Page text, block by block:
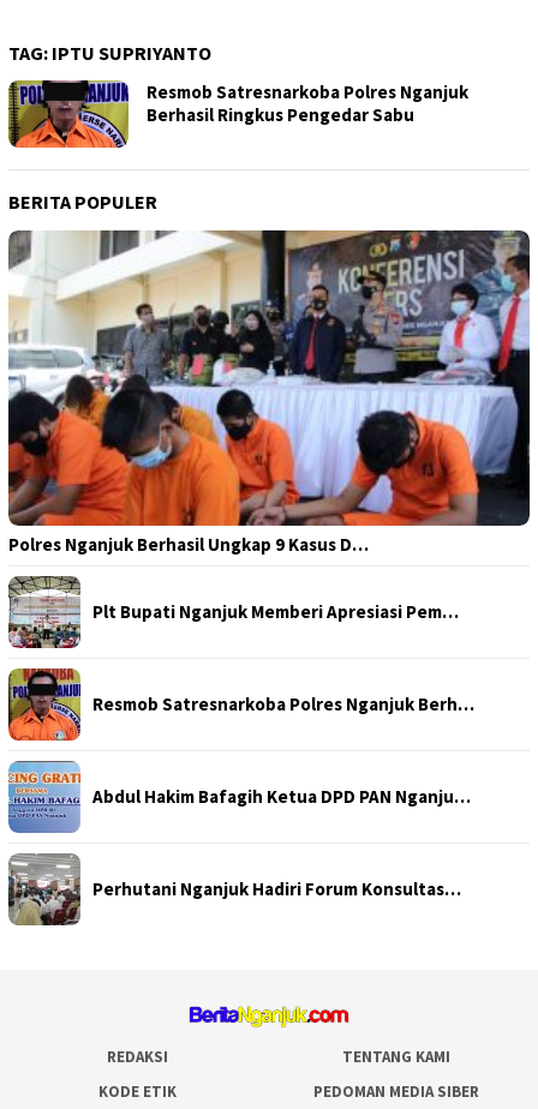
TAG: IPTU SUPRIYANTO
Resmob Satresnarkoba Polres Nganjuk
Berhasil Ringkus Pengedar Sabu
BERITA POPULER
Polres Nganjuk Berhasil Ungkap 9 Kasus D…
Plt Bupati Nganjuk Memberi Apresiasi Pem…
Resmob Satresnarkoba Polres Nganjuk Berh…
Abdul Hakim Bafagih Ketua DPD PAN Nganju…
Perhutani Nganjuk Hadiri Forum Konsultas…
REDAKSI
TENTANG KAMI
KODE ETIK
PEDOMAN MEDIA SIBER